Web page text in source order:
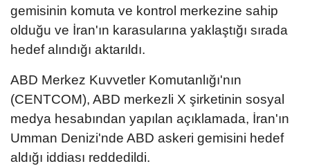
gemisinin komuta ve kontrol merkezine sahip
olduğu ve İran'ın karasularına yaklaştığı sırada
hedef alındığı aktarıldı.
ABD Merkez Kuvvetler Komutanlığı'nın
(CENTCOM), ABD merkezli X şirketinin sosyal
medya hesabından yapılan açıklamada, İran'ın
Umman Denizi'nde ABD askeri gemisini hedef
aldığı iddiası reddedildi.